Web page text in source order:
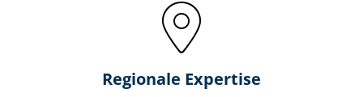
Regionale Expertise